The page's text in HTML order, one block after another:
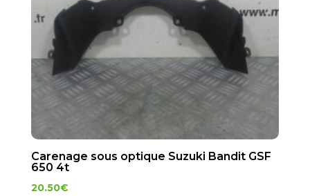
Carenage sous optique Suzuki Bandit GSF
650 4t
20.50€